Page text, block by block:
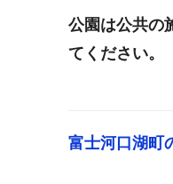
公園は公共の
てください。
富士河口湖町